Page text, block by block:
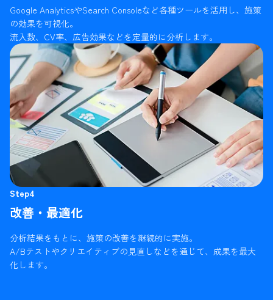
Google AnalyticsやSearch Consoleなど各種ツールを活用し、施策
の効果を可視化。
流入数、CV率、広告効果などを定量的に分析します。
Step4
改善・最適化
分析結果をもとに、施策の改善を継続的に実施。
A/Bテストやクリエイティブの見直しなどを通じて、成果を最大
化します。